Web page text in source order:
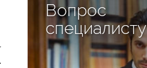
Вопрос
специалисту